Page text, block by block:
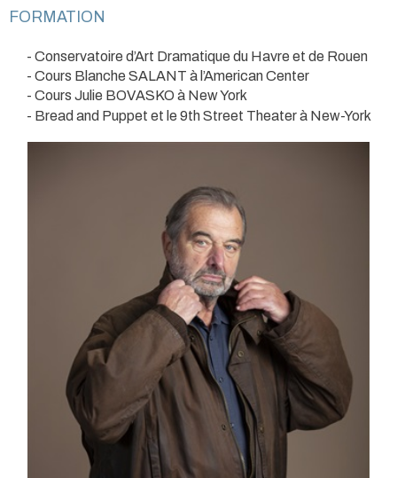
FORMATION
- Conservatoire d’Art Dramatique du Havre et de Rouen
- Cours Blanche SALANT à l’American Center
- Cours Julie BOVASKO à New York
- Bread and Puppet et le 9th Street Theater à New-York